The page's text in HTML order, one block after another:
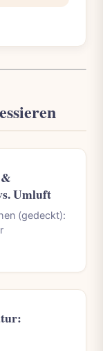
Umluft
(gedeckt):